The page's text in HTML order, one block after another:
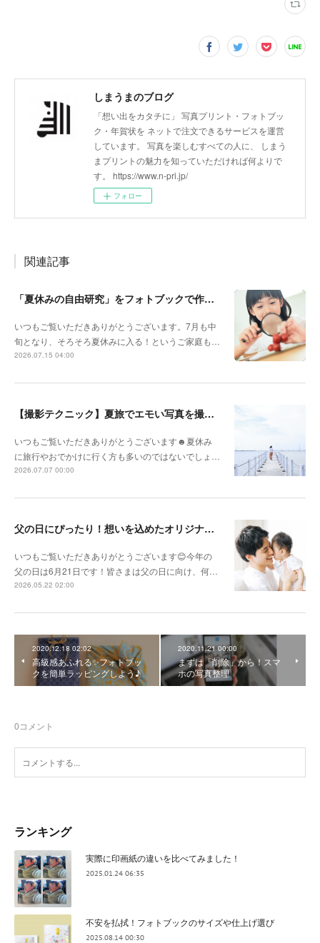
しまうまのブログ
「想い出をカタチに」 写真プリント・フォトブッ
ク・年賀状を ネットで注文できるサービスを運営
しています。 写真を楽しむすべての人に、 しまう
まプリントの魅力を知っていただければ何よりで
す。 https://www.n-pri.jp/
フォロー
関連記事
「夏休みの自由研究」をフォトブックで作ろう🔎
いつもご覧いただきありがとうございます。7月も中
旬となり、そろそろ夏休みに入る！というご家庭も…
2026.07.15 04:00
【撮影テクニック】夏旅でエモい写真を撮るポイント！
いつもご覧いただきありがとうございます☻夏休み
に旅行やおでかけに行く方も多いのではないでしょ…
2026.07.07 00:00
父の日にぴったり！想いを込めたオリジナルギフトを贈ろう🎁
いつもご覧いただきありがとうございます😊今年の
父の日は6月21日です！皆さまは父の日に向け、何…
2026.05.22 02:00
2020.12.18 02:02
高級感あふれる✨フォトブッ
クを簡単ラッピングしよう♪
2020.11.21 00:00
まずは「削除」から！スマ
ホの写真整理
0コメント
ランキング
実際に印画紙の違いを比べてみました！
2025.01.24 06:35
不安を払拭！フォトブックのサイズや仕上げ選び
2025.08.14 00:30